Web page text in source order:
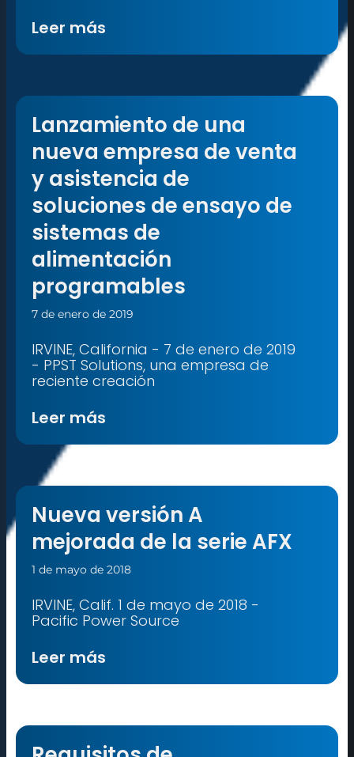
Leer más
Lanzamiento de una
nueva empresa de venta
y asistencia de
soluciones de ensayo de
sistemas de
alimentación
programables
7 de enero de 2019
IRVINE, California - 7 de enero de 2019
- PPST Solutions, una empresa de
reciente creación
Leer más
Nueva versión A
mejorada de la serie AFX
1 de mayo de 2018
IRVINE, Calif. 1 de mayo de 2018 -
Pacific Power Source
Leer más